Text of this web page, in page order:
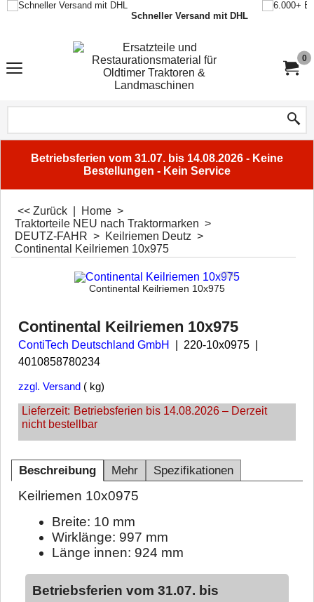
Schneller Versand mit DHL
0
Betriebsferien vom 31.07. bis 14.08.2026 - Keine
Bestellungen - Kein Service
<< Zurück Home >
Traktorteile NEU nach Traktormarken >
DEUTZ-FAHR > Keilriemen Deutz >
Continental Keilriemen 10x975
Continental Keilriemen 10x975
Continental Keilriemen 10x975
ContiTech Deutschland GmbH
220-10x0975
4010858780234
zzgl. Versand kg
Lieferzeit: Betriebsferien bis 14.08.2026 – Derzeit
nicht bestellbar
Beschreibung Mehr Spezifikationen
Keilriemen 10x0975
Breite: 10 mm
Wirklänge: 997 mm
Länge innen: 924 mm
Betriebsferien vom 31.07. bis